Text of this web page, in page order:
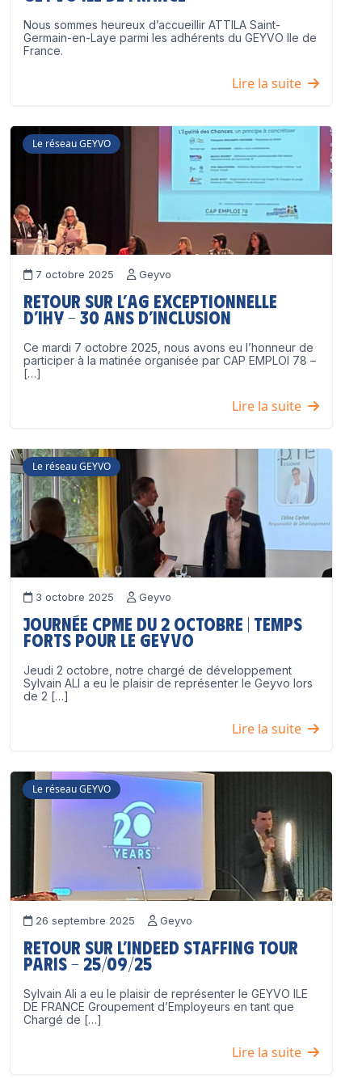
Nous sommes heureux d’accueillir ATTILA Saint-
Germain-en-Laye parmi les adhérents du GEYVO Ile de
France.
Lire la suite
Le réseau GEYVO
7 octobre 2025 Geyvo
Retour sur l’AG exceptionnelle
d’IHY – 30 ans d’inclusion
Ce mardi 7 octobre 2025, nous avons eu l’honneur de
participer à la matinée organisée par CAP EMPLOI 78 –
[…]
Lire la suite
Le réseau GEYVO
3 octobre 2025 Geyvo
Journée CPME du 2 octobre | Temps
forts pour le GEYVO
Jeudi 2 octobre, notre chargé de développement
Sylvain ALI a eu le plaisir de représenter le Geyvo lors
de 2 […]
Lire la suite
Le réseau GEYVO
26 septembre 2025 Geyvo
Retour sur l’Indeed Staffing Tour
Paris – 25/09/25
Sylvain Ali a eu le plaisir de représenter le GEYVO ILE
DE FRANCE Groupement d’Employeurs en tant que
Chargé de […]
Lire la suite